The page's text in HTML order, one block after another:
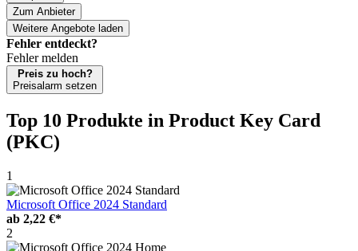
Zum Anbieter
Weitere Angebote laden
Fehler entdeckt?
Fehler melden
Preis zu hoch?
Preisalarm setzen
Top 10 Produkte in Product Key Card
(PKC)
1
Microsoft Office 2024 Standard
ab 2,22 €*
2